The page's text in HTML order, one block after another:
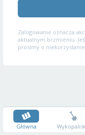
Zalogowanie oznacza
aktualnym brzmieniu.
prosimy o
Główna